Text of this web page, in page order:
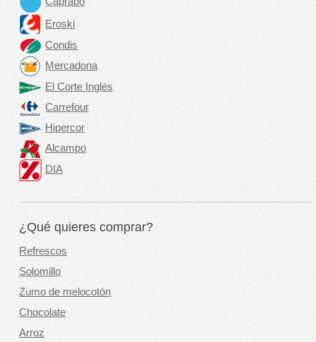
Eroski
Condis
Mercadona
El Corte Inglés
Carrefour
Hipercor
Alcampo
DIA
¿Qué quieres comprar?
Refrescos
Solomillo
Zumo de melocotón
Chocolate
Arroz